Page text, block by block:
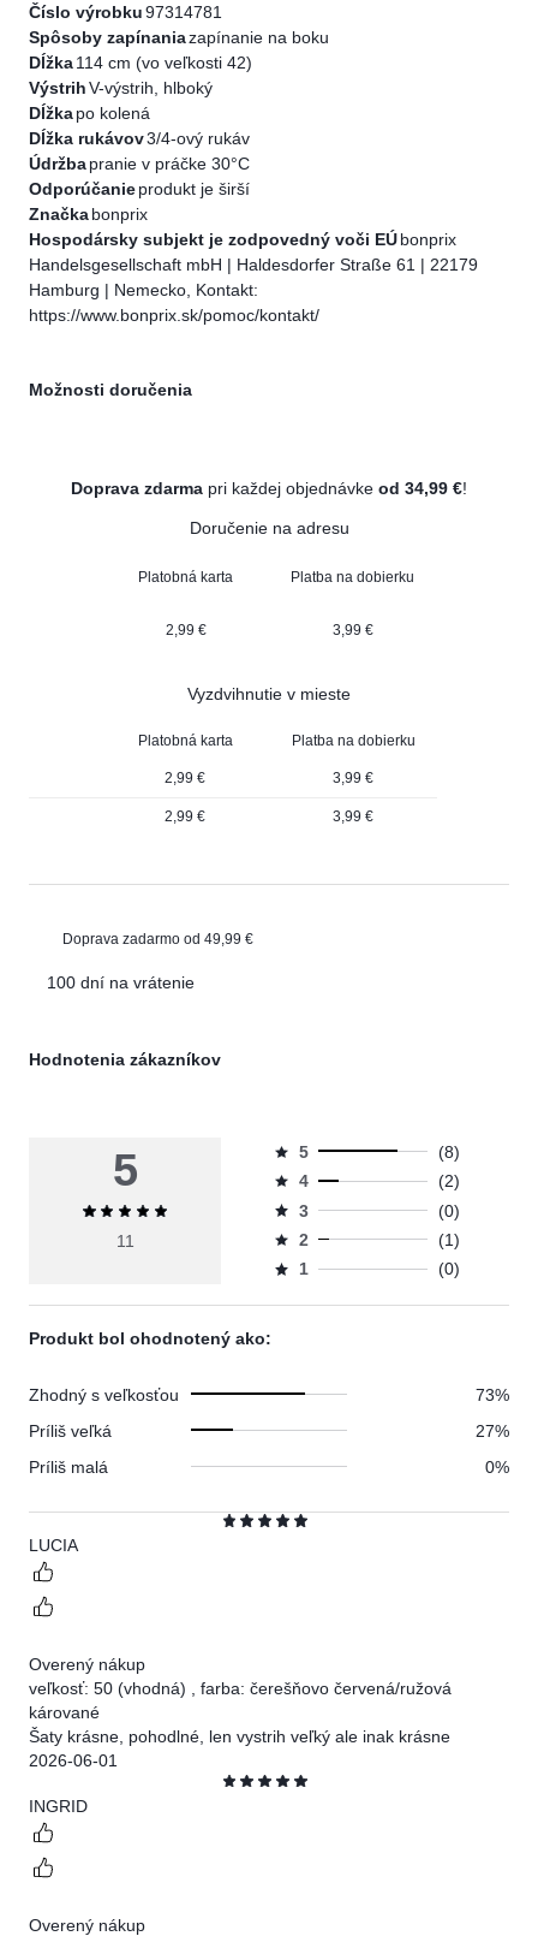
Číslo výrobku97314781
Spôsoby zapínaniazapínanie na boku
Dĺžka114 cm (vo veľkosti 42)
VýstrihV-výstrih, hlboký
Dĺžkapo kolená
Dĺžka rukávov3/4-ový rukáv
Údržbapranie v práčke 30°C
Odporúčanieprodukt je širší
Značkabonprix
Hospodársky subjekt je zodpovedný voči EÚbonprix
Handelsgesellschaft mbH | Haldesdorfer Straße 61 | 22179
Hamburg | Nemecko, Kontakt:
https://www.bonprix.sk/pomoc/kontakt/
Možnosti doručenia
Doprava zdarma pri každej objednávke od 34,99 €!
Doručenie na adresu
Platobná karta Platba na dobierku
2,99 € 3,99 €
Vyzdvihnutie v mieste
Platobná karta Platba na dobierku
2,99 € 3,99 €
2,99 € 3,99 €
Doprava zadarmo od 49,99 €
100 dní na vrátenie
Hodnotenia zákazníkov
5
LUCIA
Overený nákup
veľkosť: 50 (vhodná) , farba: čerešňovo červená/ružová
kárované
Šaty krásne, pohodlné, len vystrih veľký ale inak krásne
2026-06-01
5
INGRID
Overený nákup
5
Priemerné
hodnotenie
11
Hodnotenie
5,
počet
hlasov
8.
5 (8)
Hodnotenie
4,
počet
hlasov
4 (2)
Hodnotenie
3,
počet
3 (0)
Hodnotenie
2,
2 (1)
Hodnotenie
1,
1 (0)
Produkt bol ohodnotený ako:
Zhodný s veľkosťou
73%
Príliš veľká
27%
Príliš malá
0%